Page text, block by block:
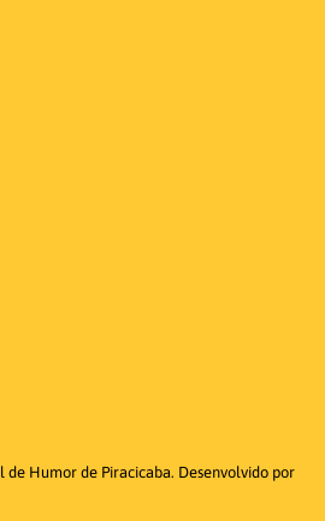
Humor de Piracicaba. Desenvolvido por